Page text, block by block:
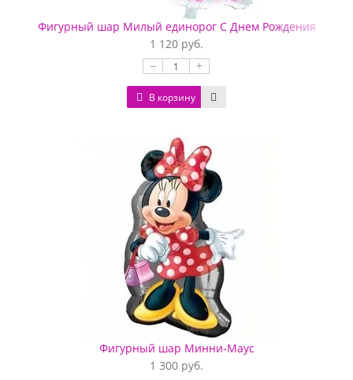
Фигурный шар Милый единорог С Днем Рождения
1 120 руб.
– +
В корзину
Фигурный шар Минни-Маус
1 300 руб.